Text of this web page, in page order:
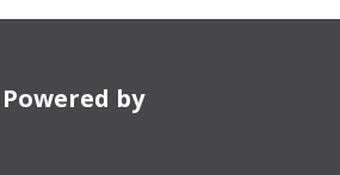
Powered by